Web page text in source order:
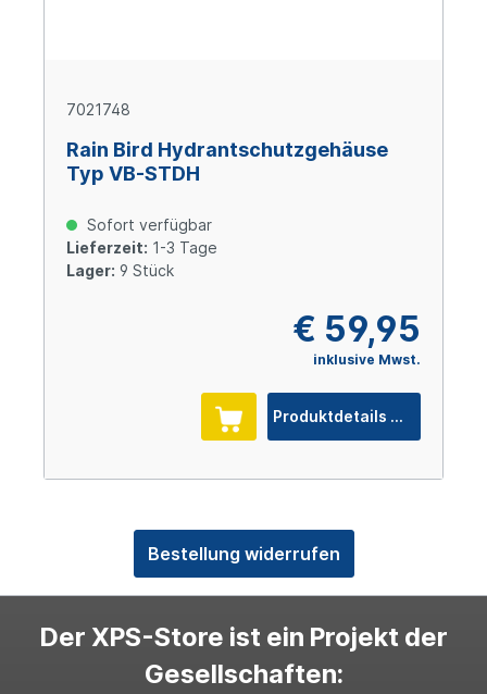
7021748
Rain Bird Hydrantschutzgehäuse
Typ VB-STDH
Sofort verfügbar
Lieferzeit: 1-3 Tage
Lager: 9 Stück
€ 59,95
inklusive Mwst.
Produktdetails
Bestellung widerrufen
Der XPS-Store ist ein Projekt der
Gesellschaften: